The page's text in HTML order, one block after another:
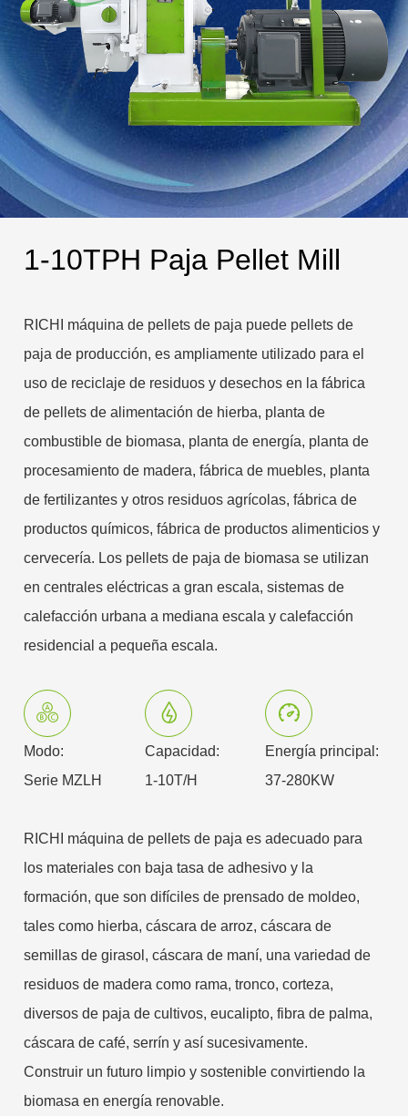
1-10TPH Paja Pellet Mill
RICHI máquina de pellets de paja puede pellets de
paja de producción, es ampliamente utilizado para el
uso de reciclaje de residuos y desechos en la fábrica
de pellets de alimentación de hierba, planta de
combustible de biomasa, planta de energía, planta de
procesamiento de madera, fábrica de muebles, planta
de fertilizantes y otros residuos agrícolas, fábrica de
productos químicos, fábrica de productos alimenticios y
cervecería. Los pellets de paja de biomasa se utilizan
en centrales eléctricas a gran escala, sistemas de
calefacción urbana a mediana escala y calefacción
residencial a pequeña escala.
Modo:
Serie MZLH
Capacidad:
1-10T/H
Energía principal:
37-280KW
RICHI máquina de pellets de paja es adecuado para
los materiales con baja tasa de adhesivo y la
formación, que son difíciles de prensado de moldeo,
tales como hierba, cáscara de arroz, cáscara de
semillas de girasol, cáscara de maní, una variedad de
residuos de madera como rama, tronco, corteza,
diversos de paja de cultivos, eucalipto, fibra de palma,
cáscara de café, serrín y así sucesivamente.
Construir un futuro limpio y sostenible convirtiendo la
biomasa en energía renovable.